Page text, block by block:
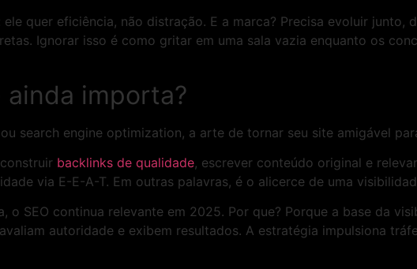
quer eficiência, não distração. E a marca? Precisa evoluir junto,
Ignorar isso é como gritar em uma sala vazia enquanto os
ainda importa?
search engine optimization, a arte de tornar seu site amigável
backlinks de qualidade, escrever conteúdo original e
via E-E-A-T. Em outras palavras, é o alicerce de uma
o SEO continua relevante em 2025. Por que? Porque a base da
autoridade e exibem resultados. A estratégia impulsiona